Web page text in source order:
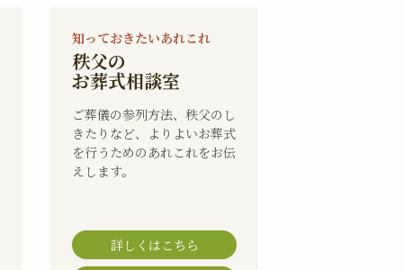
知っておきたいあれこれ
秩父の
お葬式相談室
ご葬儀の参列方法、秩父のし
きたりなど、よりよいお葬式
を行うためのあれこれをお伝
えします。
詳しくはこちら